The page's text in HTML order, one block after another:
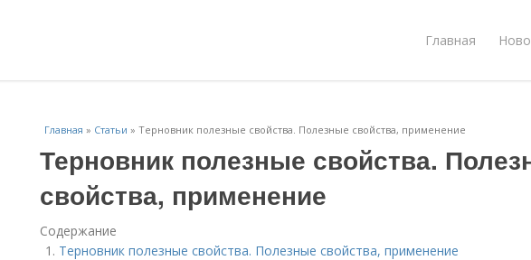
Главная
Главная » Статьи » Терновник полезные свойства. Полезные свойства, применение
Терновник полезные свойства.
свойства, применение
Содержание
Терновник полезные свойства. Полезные свойства, применение